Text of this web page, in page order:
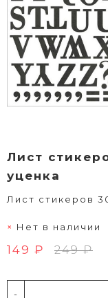
Лист
уценка
Лист стикеров
Нет в наличии
149 ₽ 249 ₽
-